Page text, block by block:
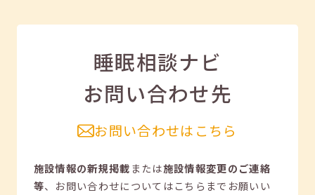
睡眠相談ナビ
お問い合わせ先
お問い合わせはこちら
施設情報の新規掲載または施設情報変更のご連絡
等、 お問い合わせについてはこちらまでお願いい